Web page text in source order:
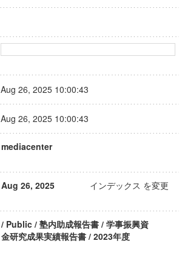
Aug 26, 2025 10:00:43
Aug 26, 2025 10:00:43
mediacenter
Aug 26, 2025 インデックス を変更
/ Public / 塾内助成報告書 / 学事振興資
金研究成果実績報告書 / 2023年度